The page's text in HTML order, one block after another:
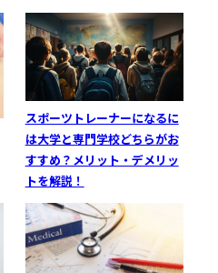
スポーツトレーナーになるに
は大学と専門学校どちらがお
すすめ？メリット・デメリッ
トを解説！